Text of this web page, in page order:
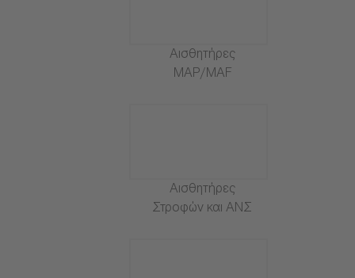
Αισθητήρες
MAP/MAF
Αισθητήρες
Στροφών και ΑΝΣ